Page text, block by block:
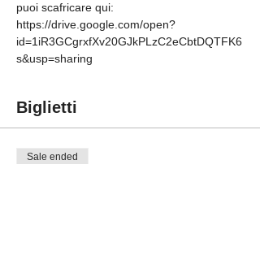
puoi scafricare qui:
https://drive.google.com/open?
id=1iR3GCgrxfXv20GJkPLzC2eCbtDQTFK6
s&usp=sharing
Biglietti
Sale ended